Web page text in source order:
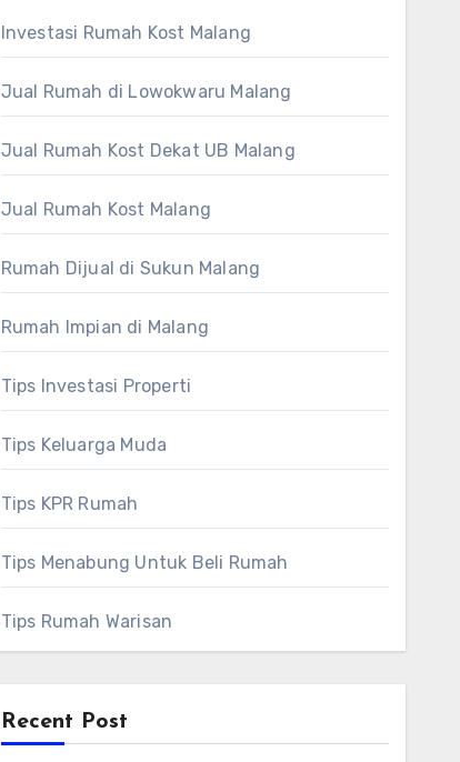
Investasi Rumah Kost Malang
Jual Rumah di Lowokwaru Malang
Jual Rumah Kost Dekat UB Malang
Jual Rumah Kost Malang
Rumah Dijual di Sukun Malang
Rumah Impian di Malang
Tips Investasi Properti
Tips Keluarga Muda
Tips KPR Rumah
Tips Menabung Untuk Beli Rumah
Tips Rumah Warisan
Recent Post